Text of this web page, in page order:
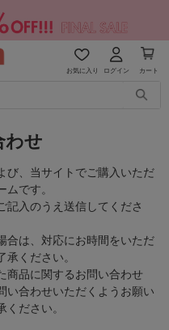
お気に入り ログイン カート
わせ
び、当サイトでご購入いただ
です。
記入のうえ送信してくださ
合は、対応にお時間をいただ
ください。
商品に関するお問い合わせ
い合わせいただくようお願い
ださい。